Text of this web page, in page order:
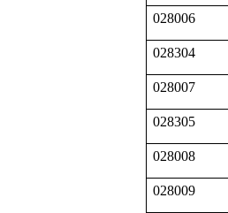
028006
028304
028007
028305
028008
028009